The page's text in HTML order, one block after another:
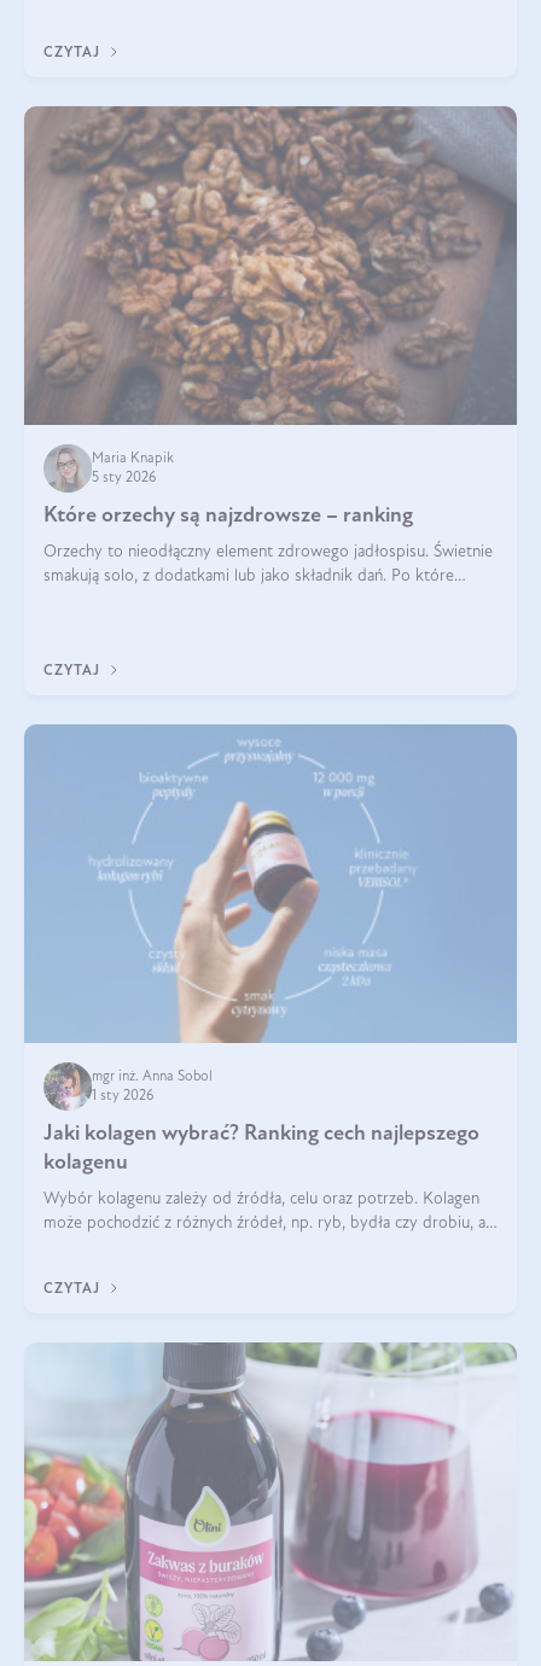
CZYTAJ
Maria Knapik
5 sty 2026
Które orzechy są najzdrowsze – ranking
Orzechy to nieodłączny element zdrowego jadłospisu. Świetnie
smakują solo, z dodatkami lub jako składnik dań. Po które
CZYTAJ
mgr inż. Anna Sobol
1 sty 2026
Jaki kolagen wybrać? Ranking cech najlepszego
kolagenu
Wybór kolagenu zależy od źródła, celu oraz potrzeb. Kolagen
może pochodzić z różnych źródeł, np. ryb, bydła czy drobiu, a
bydlęcy.
CZYTAJ